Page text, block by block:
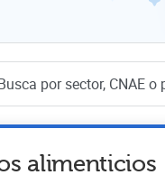
alimenticios